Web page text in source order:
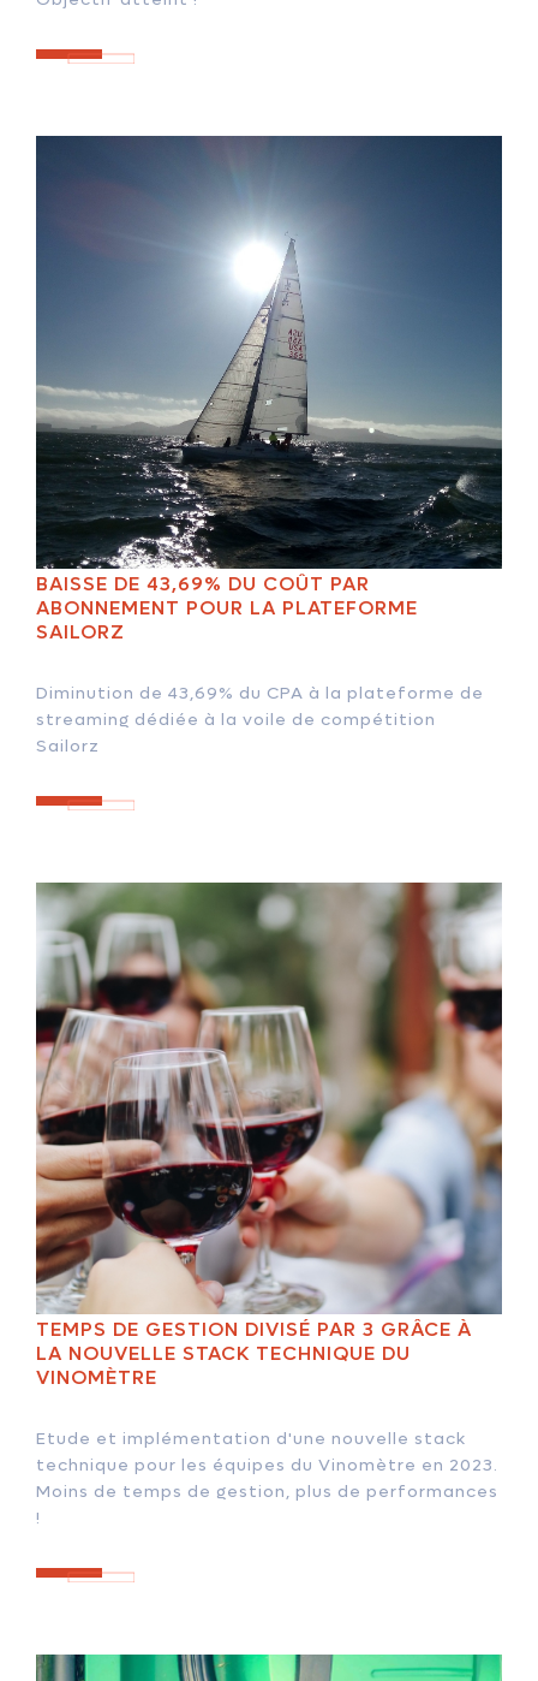
BAISSE DE 43,69% DU COÛT PAR
ABONNEMENT POUR LA PLATEFORME
SAILORZ
Diminution de 43,69% du CPA à la plateforme de
streaming dédiée à la voile de compétition
Sailorz
TEMPS DE GESTION DIVISÉ PAR 3 GRÂCE À
LA NOUVELLE STACK TECHNIQUE DU
VINOMÈTRE
Etude et implémentation d'une nouvelle stack
technique pour les équipes du Vinomètre en 2023.
Moins de temps de gestion, plus de performances
!